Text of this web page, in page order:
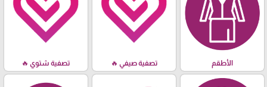
الأطقم تصفية صيفي 🔥 تصفية شتوي 🔥